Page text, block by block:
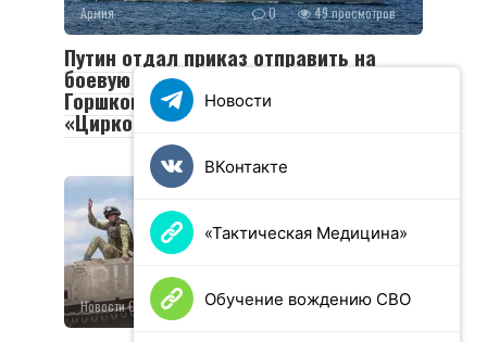
Армия 0 49 просмотров
Путин отдал приказ отправить на
боевую службу фрегат СФ «Адмирал
Горшков» с гиперзвуковыми
«Цирконами»
Новости СВО 0 89 просмотров
Новости
ВКонтакте
«Тактическая Медицина»
Обучение вождению СВО